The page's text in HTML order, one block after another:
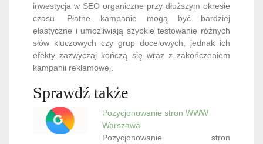
inwestycja w SEO organiczne przy dłuższym okresie
czasu. Płatne kampanie mogą być bardziej
elastyczne i umożliwiają szybkie testowanie różnych
słów kluczowych czy grup docelowych, jednak ich
efekty zazwyczaj kończą się wraz z zakończeniem
kampanii reklamowej.
Sprawdź także
Pozycjonowanie stron WWW
Warszawa
Pozycjonowanie stron